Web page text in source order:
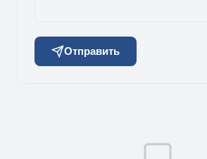
Отправить